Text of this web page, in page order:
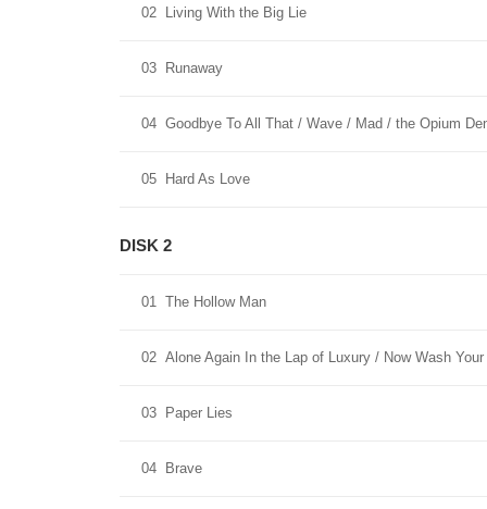
02 Living With the Big Lie
03 Runaway
04 Goodbye To All That / Wave / Mad / the Opium
05 Hard As Love
DISK 2
01 The Hollow Man
02 Alone Again In the Lap of Luxury / Now Wash Your
03 Paper Lies
04 Brave